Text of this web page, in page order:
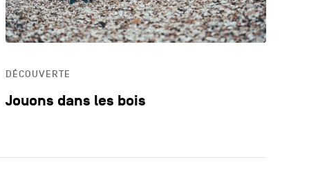
DÉCOUVERTE
Jouons dans les bois